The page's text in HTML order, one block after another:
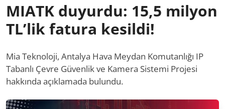
MIATK duyurdu: 15,5 milyon
TL’lik fatura kesildi!
Mia Teknoloji, Antalya Hava Meydan Komutanlığı IP
Tabanlı Çevre Güvenlik ve Kamera Sistemi Projesi
hakkında açıklamada bulundu.